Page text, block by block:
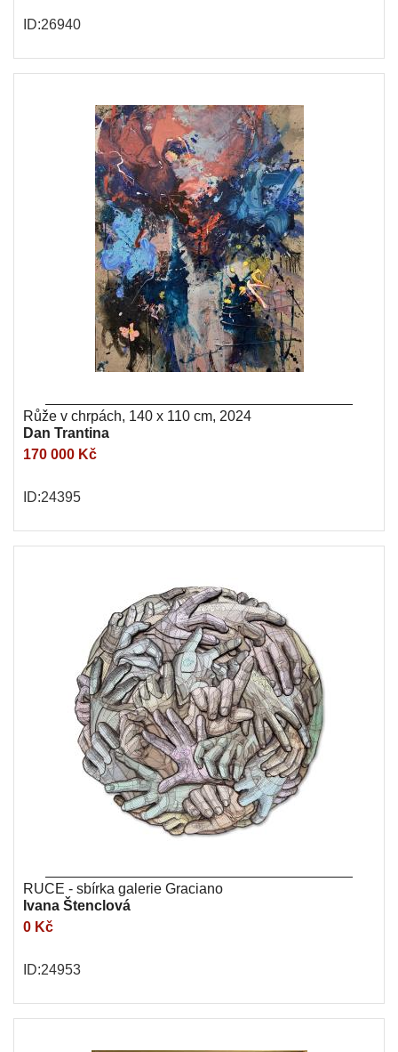
ID:26940
Růže v chrpách, 140 x 110 cm, 2024
Dan Trantina
170 000 Kč
ID:24395
RUCE - sbírka galerie Graciano
Ivana Štenclová
0 Kč
ID:24953